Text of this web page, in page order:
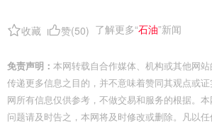
收藏 赞(50) 了解更多“石油”新闻
免责声明： 本网转载自合作媒体、机构或其他网
传递更多信息之目的，并不意味着赞同其观点或
网所有信息仅供参考，不做交易和服务的根据。
问题请及时告之，本网将及时修改或删除。凡以